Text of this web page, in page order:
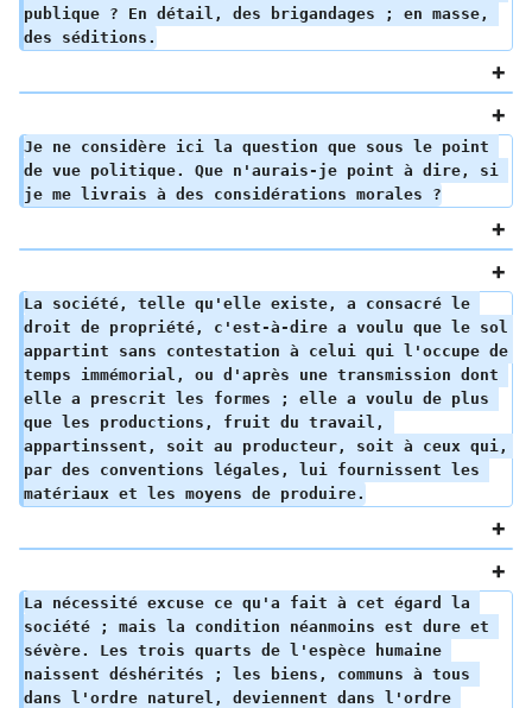
publique ? En détail, des brigandages ; en masse,
des séditions.
Je ne considère ici la question que sous le point
de vue politique. Que n'aurais-je point à dire, si
je me livrais à des considérations morales ?
La société, telle qu'elle existe, a consacré le
droit de propriété, c'est-à-dire a voulu que le sol
appartint sans contestation à celui qui l'occupe de
temps immémorial, ou d'après une transmission dont
elle a prescrit les formes ; elle a voulu de plus
que les productions, fruit du travail,
appartinssent, soit au producteur, soit à ceux qui,
par des conventions légales, lui fournissent les
matériaux et les moyens de produire.
La nécessité excuse ce qu'a fait à cet égard la
société ; mais la condition néanmoins est dure et
sévère. Les trois quarts de l'espèce humaine
naissent déshérités ; les biens, communs à tous
dans l'ordre naturel, deviennent dans l'ordre